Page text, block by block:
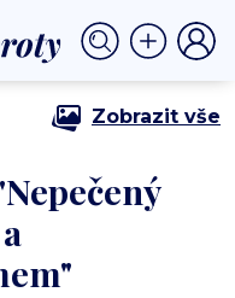
a smetanovým
Zobrazit vše